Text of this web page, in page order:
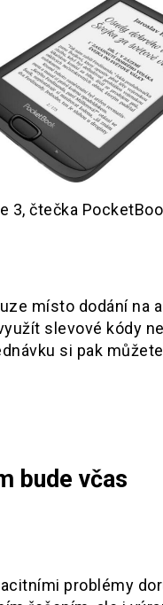
3, čtečka
místo dodání
slevové kódy
si pak
bude včas
problémy